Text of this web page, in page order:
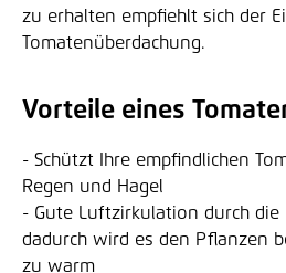
zu erhalten empfiehlt sich der
Tomatenüberdachung.
Vorteile eines
- Schützt Ihre empfindlichen
Regen und Hagel
- Gute Luftzirkulation durch die
dadurch wird es den Pflanzen
zu warm